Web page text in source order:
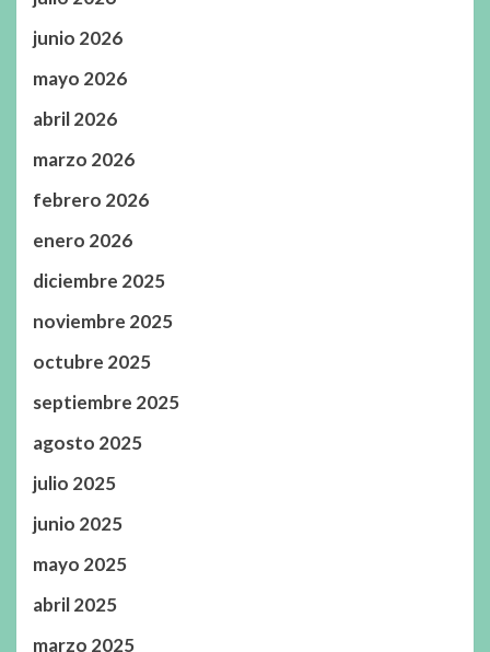
junio 2026
mayo 2026
abril 2026
marzo 2026
febrero 2026
enero 2026
diciembre 2025
noviembre 2025
octubre 2025
septiembre 2025
agosto 2025
julio 2025
junio 2025
mayo 2025
abril 2025
marzo 2025